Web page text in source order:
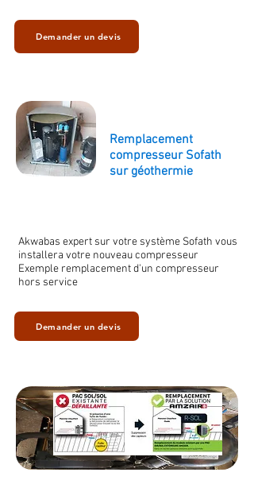
Demander un devis
Remplacement
compresseur Sofath
sur géothermie
Akwabas expert sur votre système Sofath vous
installera votre nouveau compresseur
Exemple remplacement d'un compresseur
hors service
Demander un devis